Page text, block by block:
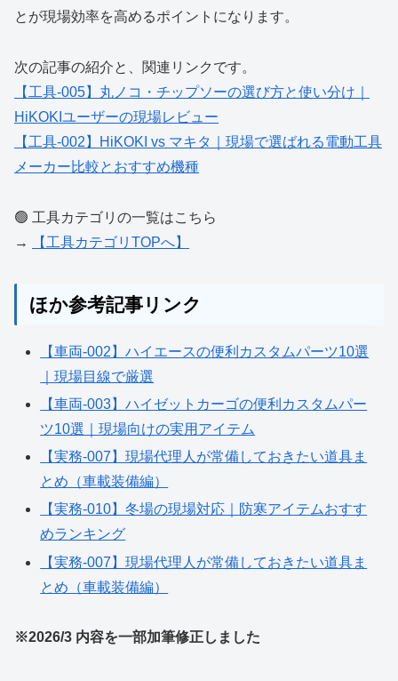
とが現場効率を高めるポイントになります。
次の記事の紹介と、関連リンクです。
【工具-005】丸ノコ・チップソーの選び方と使い分け｜
HiKOKIユーザーの現場レビュー
【工具-002】HiKOKI vs マキタ｜現場で選ばれる電動工具
メーカー比較とおすすめ機種
🟢 工具カテゴリの一覧はこちら
→
【工具カテゴリTOPへ】
ほか参考記事リンク
【車両-002】ハイエースの便利カスタムパーツ10選
｜現場目線で厳選
【車両-003】ハイゼットカーゴの便利カスタムパー
ツ10選｜現場向けの実用アイテム
【実務-007】現場代理人が常備しておきたい道具ま
とめ（車載装備編）
【実務-010】冬場の現場対応｜防寒アイテムおすす
めランキング
【実務-007】現場代理人が常備しておきたい道具ま
とめ（車載装備編）
※2026/3 内容を一部加筆修正しました